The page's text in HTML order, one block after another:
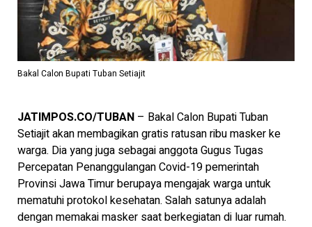
Bakal Calon Bupati Tuban Setiajit
JATIMPOS.CO/TUBAN – Bakal Calon Bupati Tuban
Setiajit akan membagikan gratis ratusan ribu masker ke
warga. Dia yang juga sebagai anggota Gugus Tugas
Percepatan Penanggulangan Covid-19 pemerintah
Provinsi Jawa Timur berupaya mengajak warga untuk
mematuhi protokol kesehatan. Salah satunya adalah
dengan memakai masker saat berkegiatan di luar rumah.